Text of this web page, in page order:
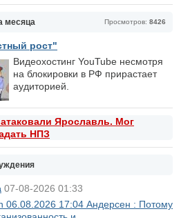
Просмотров: 8426
месяца
рост"
Видеохостинг YouTube несмотря
на блокировки в РФ прирастает
аудиторией.
Ярославль. Мог
НПЗ
07-08-2026 01:33
06.08.2026 17:04 Андерсен : Потому